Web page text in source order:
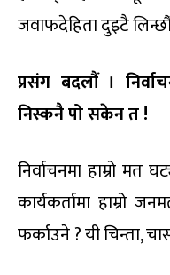
जवाफदेहिता दुइटै
प्रसंग बदलौं ।
निस्कनै पो सकेन त !
निर्वाचनमा हाम्रो
कार्यकर्तामा हाम्रो
फर्काउने ? यी चिन्ता,